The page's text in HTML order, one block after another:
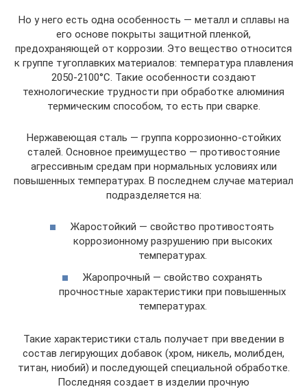
Но у него есть одна особенность — металл и сплавы на
его основе покрыты защитной пленкой,
предохраняющей от коррозии. Это вещество относится
к группе тугоплавких материалов: температура плавления
2050-2100°C. Такие особенности создают
технологические трудности при обработке алюминия
термическим способом, то есть при сварке.
Нержавеющая сталь — группа коррозионно-стойких
сталей. Основное преимущество — противостояние
агрессивным средам при нормальных условиях или
повышенных температурах. В последнем случае материал
подразделяется на:
Жаростойкий — свойство противостоять
коррозионному разрушению при высоких
температурах.
Жаропрочный — свойство сохранять
прочностные характеристики при повышенных
температурах.
Такие характеристики сталь получает при введении в
состав легирующих добавок (хром, никель, молибден,
титан, ниобий) и последующей специальной обработке.
Последняя создает в изделии прочную